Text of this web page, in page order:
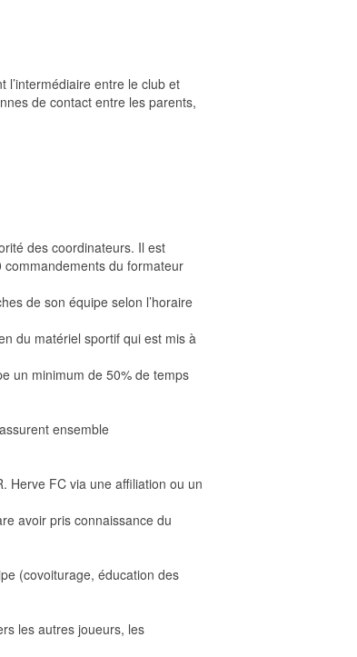
l’intermédiaire entre le club et
de contact entre les parents,
des coordinateurs. Il est
du formateur
de son équipe selon l’horaire
du matériel sportif qui est mis à
un minimum de 50% de temps
ensemble
Herve FC via une affiliation ou un
avoir pris connaissance du
(covoiturage, éducation des
les autres joueurs, les